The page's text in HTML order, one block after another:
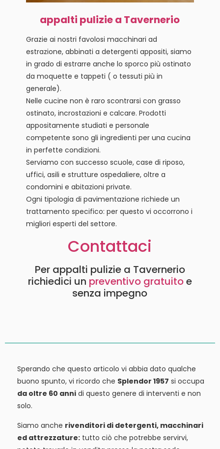
appalti pulizie a Tavernerio
Grazie ai nostri favolosi macchinari ad
estrazione, abbinati a detergenti appositi, siamo
in grado di estrarre anche lo sporco più ostinato
da moquette e tappeti ( o tessuti più in
generale).
Nelle cucine non è raro scontrarsi con grasso
ostinato, incrostazioni e calcare. Prodotti
appositamente studiati e personale
competente sono gli ingredienti per una cucina
in perfette condizioni.
Serviamo con successo scuole, case di riposo,
uffici, asili e strutture ospedaliere, oltre a
condomini e abitazioni private.
Ogni tipologia di pavimentazione richiede un
trattamento specifico: per questo vi occorrono i
migliori esperti del settore.
Contattaci
Per appalti pulizie a Tavernerio
richiedici un preventivo gratuitoe
senza impegno
Sperando che questo articolo vi abbia dato qualche
buono spunto, vi ricordo che Splendor 1957 si occupa
da oltre 60 anni di questo genere di interventi e non
solo.
Siamo anche rivenditori di detergenti, macchinari
ed attrezzature: tutto ciò che potrebbe servirvi,